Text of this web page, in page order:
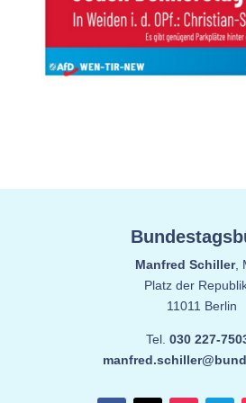
Manfred Schiller,
Platz der
11011 Berlin
Tel.030 227-